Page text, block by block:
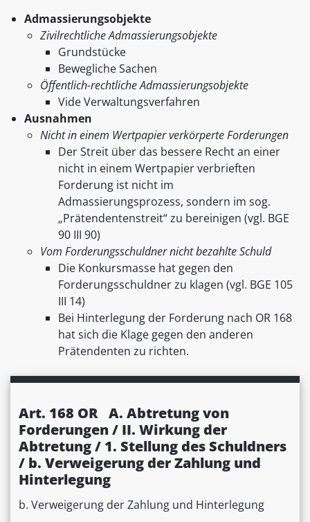
Admassierungsobjekte
Zivilrechtliche Admassierungsobjekte
Grundstücke
Bewegliche Sachen
Öffentlich-rechtliche Admassierungsobjekte
Vide Verwaltungsverfahren
Ausnahmen
Nicht in einem Wertpapier verkörperte Forderungen
Der Streit über das bessere Recht an einer
nicht in einem Wertpapier verbrieften
Forderung ist nicht im
Admassierungsprozess, sondern im sog.
„Prätendentenstreit“ zu bereinigen (vgl. BGE
90 III 90)
Vom Forderungsschuldner nicht bezahlte Schuld
Die Konkursmasse hat gegen den
Forderungsschuldner zu klagen (vgl. BGE 105
III 14)
Bei Hinterlegung der Forderung nach OR 168
hat sich die Klage gegen den anderen
Prätendenten zu richten.
Art. 168 OR A. Abtretung von
Forderungen / II. Wirkung der
Abtretung / 1. Stellung des Schuldners
/ b. Verweigerung der Zahlung und
Hinterlegung
b. Verweigerung der Zahlung und Hinterlegung